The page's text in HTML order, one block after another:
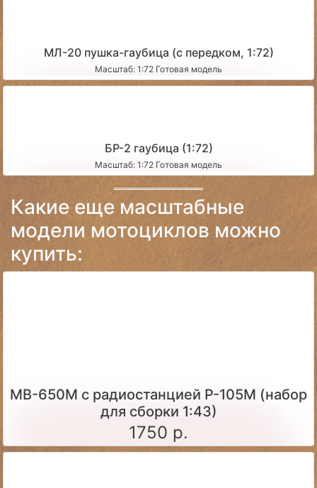
МЛ-20 пушка-гаубица (с передком, 1:72)
Масштаб: 1:72 Готовая модель
БР-2 гаубица (1:72)
Масштаб: 1:72 Готовая модель
Какие еще масштабные
модели мотоциклов можно
купить:
МВ-650М с радиостанцией Р-105М (набор
для сборки 1:43)
1750 р.